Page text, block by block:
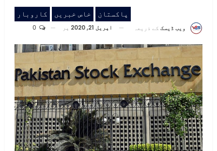
پاکستان خاص خبریں کاروبار
ویب ڈیسک کے ذریعہ اپریل 21, 2020 پر